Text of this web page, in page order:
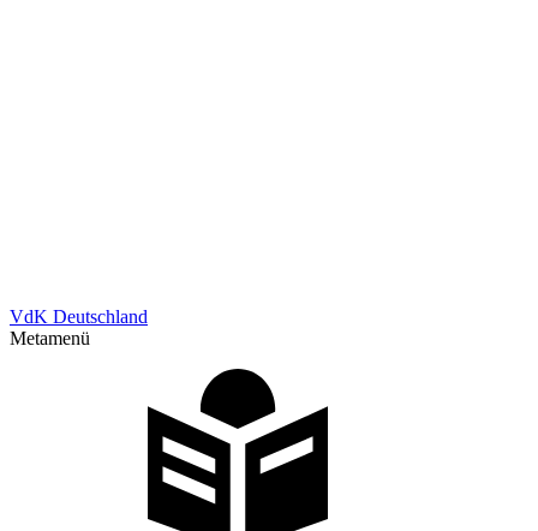
VdK Deutschland
Metamenü